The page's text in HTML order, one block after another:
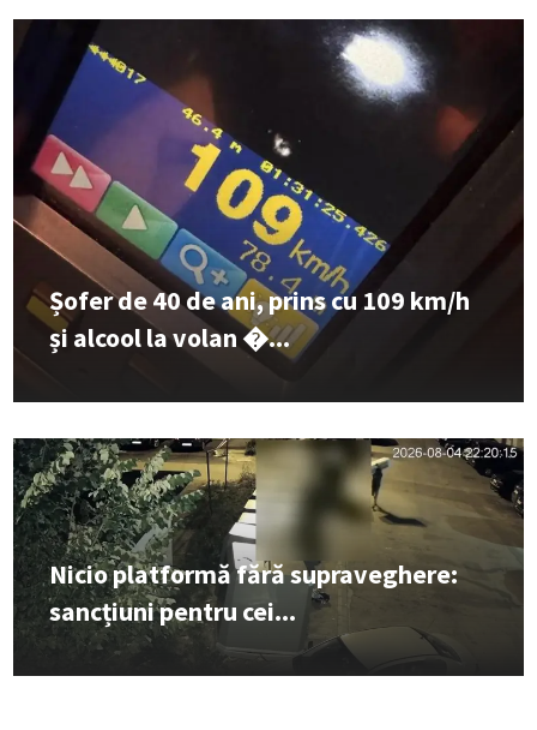
Șofer de 40 de ani, prins cu 109 km/h
și alcool la volan �...
Nicio platformă fără supraveghere:
sancțiuni pentru cei...